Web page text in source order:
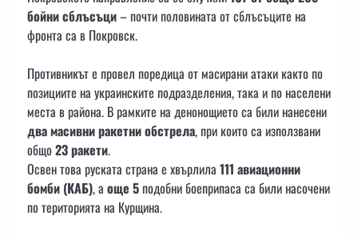
бойни сблъсъци– почти половината от сблъсъците на
фронта са в Покровск.
Противникът е провел поредица от масирани атаки както по
позициите на украинските подразделения, така и по населени
места в района. В рамките на денонощието са били нанесени
два масивни ракетни обстрела, при които са използвани
общо23 ракети.
Освен това руската страна е хвърлила 111 авиационни
бомби (КАБ), а още 5подобни боеприпаса са били насочени
по територията на Курщина.